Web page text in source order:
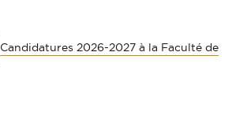
Candidatures 2026-2027 à la Faculté de